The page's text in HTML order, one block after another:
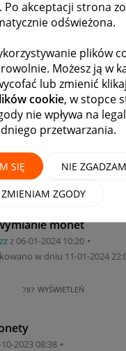
Po akceptacji strona
odświeżona.
plików
Możesz ją w
lub zmienić
cookie, w stopce
nie wpływa na
przetwarzania.
SIĘ NIE
ZMIENIAM ZGODY
w dniu‎15-09-2025
kupon od allegro
z‎26-03-202414:34
w dniu‎26-03-2024
634 WYŚWIETLEŃ
wyklucza użycie
monet
z‎06-01-2024 10:20
w dniu ‎11-01-2024
787 WYŚWIETLEŃ
202308:38